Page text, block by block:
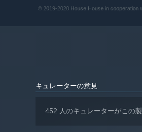
© 2019-2020 House House in cooperation
キュレーターの意見
452 人のキュレーターがこの